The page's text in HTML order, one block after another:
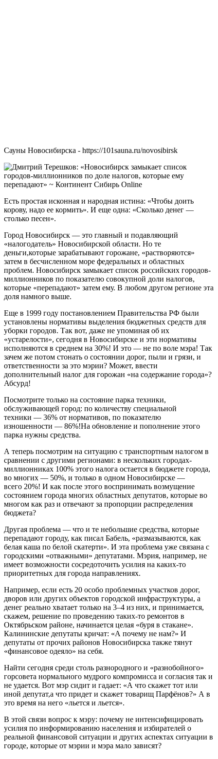
Сауны Новосибирска - https://101sauna.ru/novosibirsk
Есть простая исконная и народная истина: «Чтобы доить
корову, надо ее кормить». И еще одна: «Сколько денег —
столько песен».
Город Новосибирск — это главный и подавляющий
«налогодатель» Новосибирской области. Но те
деньги,которые зарабатывают горожане, «растворяются»
затем в бесчисленном море федеральных и областных
проблем. Новосибирск замыкает список российских городов-
миллионников по показателю совокупной доли налогов,
которые «перепадают» затем ему. В любом другом регионе эта
доля намного выше.
Еще в 1999 году постановлением Правительства РФ были
установлены нормативы выделения бюджетных средств для
уборки городов. Так вот, даже не упоминая об их
«устарелости», сегодня в Новосибирске и эти нормативы
исполняются в среднем на 30%! И это — не по воле мэра! Так
зачем же потом стонать о состоянии дорог, пыли и грязи, и
ответственности за это мэрии? Может, ввести
дополнительный налог для горожан «на содержание города»?
Абсурд!
Посмотрите только на состояние парка техники,
обслуживающей город: по количеству специальной
техники — 36% от нормативов, по показателю
изношенности — 86%!На обновление и пополнение этого
парка нужны средства.
А теперь посмотрим на ситуацию с транспортным налогом в
сравнении с другими регионами: в нескольких городах-
миллионниках 100% этого налога остается в бюджете города,
во многих — 50%, и только в одном Новосибирске —
всего 20%! И как после этого воспринимать возмущение
состоянием города многих областных депутатов, которые во
многом как раз и отвечают за пропорции распределения
бюджета?
Другая проблема — что и те небольшие средства, которые
перепадают городу, как писал Бабель, «размазываются, как
белая каша по белой скатерти». И эта проблема уже связана с
городскими «отважными» депутатами. Мэрия, например, не
имеет возможности сосредоточить усилия на каких-то
приоритетных для города направлениях.
Например, если есть 20 особо проблемных участков дорог,
дворов или других объектов городской инфраструктуры, а
денег реально хватает только на 3–4 из них, и принимается,
скажем, решение по проведению таких-то ремонтов в
Октябрьском районе, начинается целая «буря в стакане».
Калининские депутаты кричат: «А почему не нам?» И
депутаты от прочих районов Новосибирска также тянут
«финансовое одеяло» на себя.
Найти сегодня среди столь разнородного и «разнобойного»
горсовета нормального мудрого компромисса и согласия так и
не удается. Вот мэр сидит и гадает: «А что скажет тот или
иной депутат,а что придет и скажет товарищ Парфёнов?» А в
это время на него «льется и льется».
В этой связи вопрос к мэру: почему не интенсифицировать
усилия по информированию населения и избирателей о
реальной финансовой ситуации и других аспектах ситуации в
городе, которые от мэрии и мэра мало зависят?